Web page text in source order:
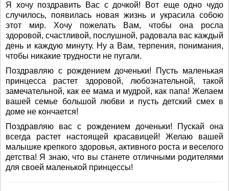
Я хочу поздравить Вас с дочкой! Вот еще одно чудо
случилось, появилась новая жизнь и украсила собою
этот мир. Хочу пожелать Вам, чтобы она росла
здоровой, счастливой, послушной, радовала вас каждый
день и каждую минуту. Ну а Вам, терпения, понимания,
чтобы никакие трудности не пугали.
Поздравляю с рождением доченьки! Пусть маленькая
принцесса растет здоровой, любознательной, такой
замечательной, как ее мама и мудрой, как папа! Желаем
вашей семье большой любви и пусть детский смех в
доме не кончается!
Поздравляю вас с рождением доченьки! Пускай она
всегда растет настоящей красавицей! Желаю вашей
малышке крепкого здоровья, активного роста и веселого
детства! Я знаю, что вы станете отличными родителями
для своей маленькой принцессы!